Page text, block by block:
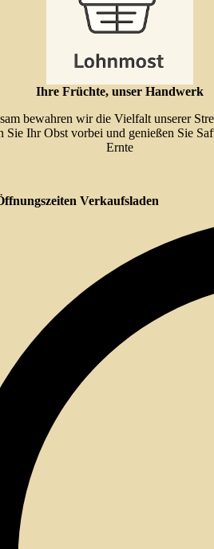
Ihre Früchte, unser Handwerk
bewahren wir die Vielfalt unserer
Sie Ihr Obst vorbei und genießen Sie
Ernte
Verkaufsladen